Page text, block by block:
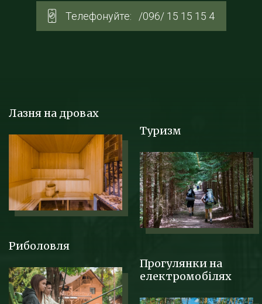
Телефонуйте: /096/ 15 15 15 4
Лазня на дровах
Туризм
Риболовля
Прогулянки на
електромобілях